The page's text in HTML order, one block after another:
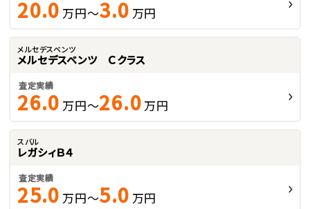
20.0 万円～3.0 万円
メルセデスベンツ
メルセデスベンツ Ｃクラス
査定実績
26.0 万円～26.0 万円
スバル
レガシィＢ４
査定実績
25.0 万円～5.0 万円